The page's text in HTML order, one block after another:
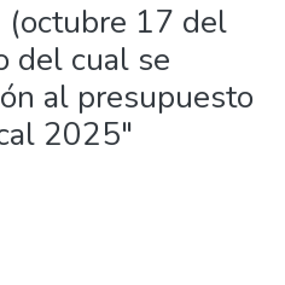
(octubre 17 del
del cual se
al presupuesto
2025"